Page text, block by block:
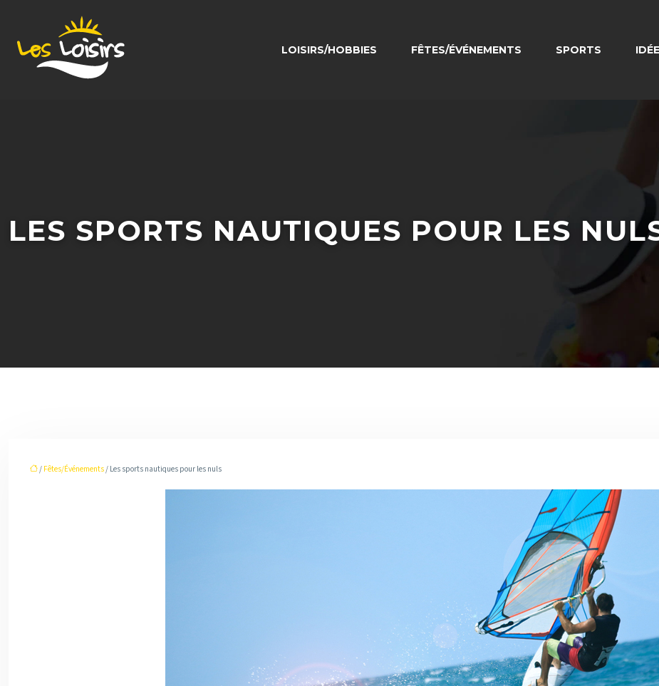
LOISIRS/HOBBIES FÊTES/ÉVÉNEMENTS SPORTS
LES SPORTS NAUTIQUES POUR LES
/ Fêtes/Événements/ Les sports nautiques pour les nuls